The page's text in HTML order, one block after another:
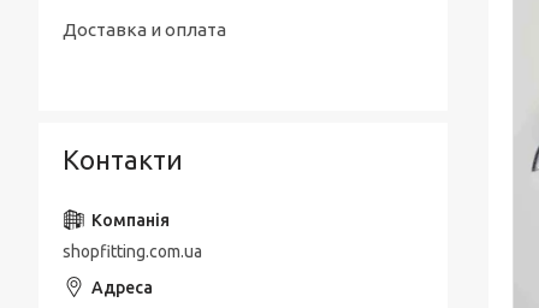
Доставка и оплата
Контакти
shopfitting.com.ua